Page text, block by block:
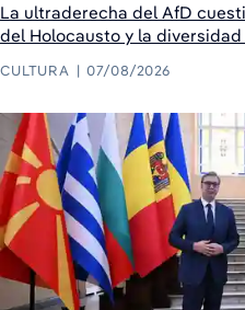
La ultraderecha del AfD
del Holocausto y la
CULTURA 07/08/2026